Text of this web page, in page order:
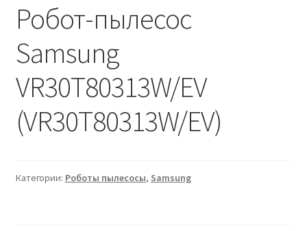
Робот-пылесос
Samsung
VR30T80313W/EV
(VR30T80313W/EV)
Категории: Роботы пылесосы, Samsung